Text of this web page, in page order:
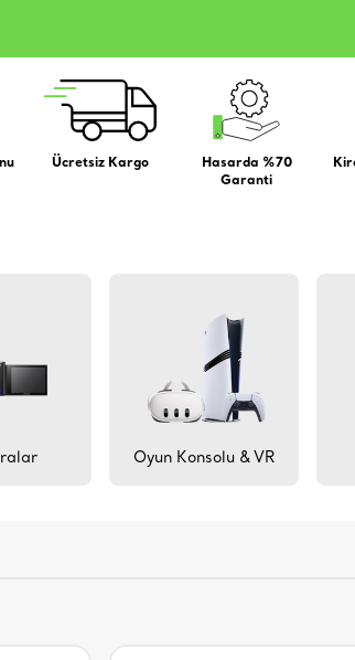
Ücretsiz Kargo
Hasarda %70
Garanti
Oyun Konsolu & VR